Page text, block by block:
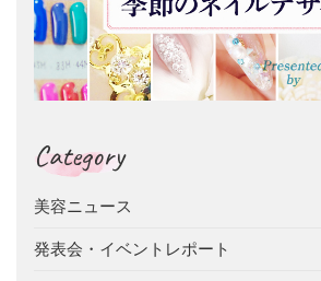
Category
美容ニュース
発表会・イベントレポート